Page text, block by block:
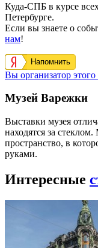
Куда-СПБ в курсе
Петербурге.
Если вы знаете о
нам!
Напомнить
Вы организатор
Музей Варежки
Выставки музея
находятся за
пространство, в
руками.
Интересные